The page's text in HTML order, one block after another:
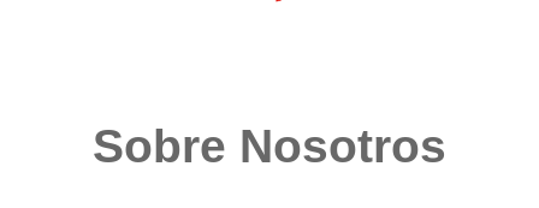
Sobre Nosotros